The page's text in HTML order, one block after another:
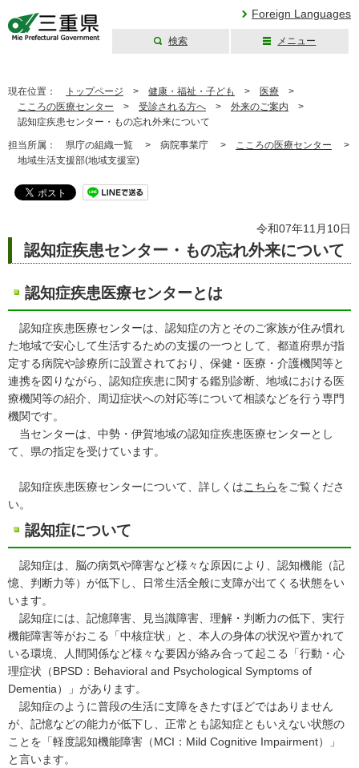
Foreign Languages
検索 メニュー
現在位置： トップページ > 健康・福祉・子ども > 医療 >
こころの医療センター > 受診される方へ > 外来のご案内 >
認知症疾患センター・もの忘れ外来について
担当所属： 県庁の組織一覧 > 病院事業庁 > こころの医療センター >
地域生活支援部(地域支援室)
令和07年11月10日
認知症疾患センター・もの忘れ外来について
認知症疾患医療センターとは
認知症疾患医療センターは、認知症の方とそのご家族が住み慣れ
た地域で安心して生活するための支援の一つとして、都道府県が指
定する病院や診療所に設置されており、保健・医療・介護機関等と
連携を図りながら、認知症疾患に関する鑑別診断、地域における医
療機関等の紹介、周辺症状への対応等について相談などを行う専門
機関です。
当センターは、中勢・伊賀地域の認知症疾患医療センターとし
て、県の指定を受けています。
認知症疾患医療センターについて、詳しくはこちらをご覧くださ
い。
認知症について
認知症は、脳の病気や障害など様々な原因により、認知機能（記
憶、判断力等）が低下し、日常生活全般に支障が出てくる状態をい
います。
認知症には、記憶障害、見当識障害、理解・判断力の低下、実行
機能障害等がおこる「中核症状」と、本人の身体の状況や置かれて
いる環境、人間関係など様々な要因が絡み合って起こる「行動・心
理症状（BPSD：Behavioral and Psychological Symptoms of
Dementia）」があります。
認知症のように普段の生活に支障をきたすほどではありません
が、記憶などの能力が低下し、正常とも認知症ともいえない状態の
ことを「軽度認知機能障害（MCI：Mild Cognitive Impairment）」
と言います。